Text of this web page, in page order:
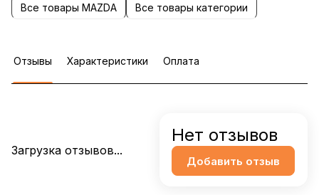
Все товары MAZDA Все товары категории
Отзывы Характеристики Оплата
Загрузка отзывов...
Нет отзывов
Добавить отзыв